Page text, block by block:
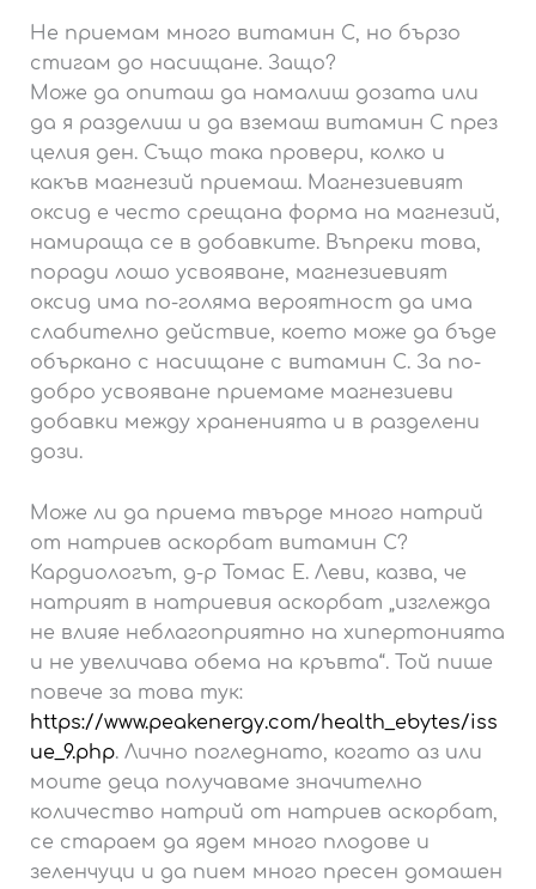
Не приемам много витамин С, но бързо
стигам до насищане. Защо?
Може да опиташ да намалиш дозата или
да я разделиш и да вземаш витамин С през
целия ден. Също така провери, колко и
какъв магнезий приемаш. Магнезиевият
оксид е често срещана форма на магнезий,
намираща се в добавките. Въпреки това,
поради лошо усвояване, магнезиевият
оксид има по-голяма вероятност да има
слабително действие, което може да бъде
объркано с насищане с витамин С. За по-
добро усвояване приемаме магнезиеви
добавки между храненията и в разделени
дози.
Може ли да приема твърде много натрий
от натриев аскорбат витамин С?
Кардиологът, д-р Томас Е. Леви, казва, че
натрият в натриевия аскорбат „изглежда
не влияе неблагоприятно на хипертонията
и не увеличава обема на кръвта“. Той пише
повече за това тук:
https://www.peakenergy.com/health_ebytes/iss
ue_9.php. Лично погледнато, когато аз или
моите деца получаваме значително
количество натрий от натриев аскорбат,
се стараем да ядем много плодове и
зеленчуци и да пием много пресен домашен